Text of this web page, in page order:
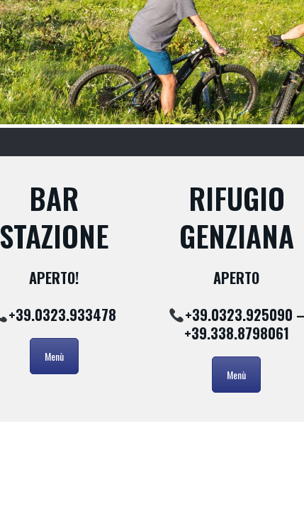
BAR
STAZIONE
APERTO!
+39.0323.933478
Menù
RIFUGIO
GENZIANA
APERTO
+39.0323.925090 –
+39.338.8798061
Menù